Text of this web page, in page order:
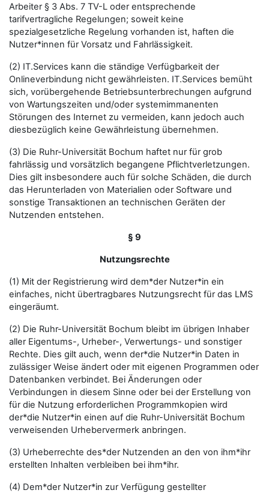
Arbeiter § 3 Abs. 7 TV-L oder entsprechende
tarifvertragliche Regelungen; soweit keine
spezialgesetzliche Regelung vorhanden ist, haften die
Nutzer*innen für Vorsatz und Fahrlässigkeit.
(2) IT.Services kann die ständige Verfügbarkeit der
Onlineverbindung nicht gewährleisten. IT.Services bemüht
sich, vorübergehende Betriebsunterbrechungen aufgrund
von Wartungszeiten und/oder systemimmanenten
Störungen des Internet zu vermeiden, kann jedoch auch
diesbezüglich keine Gewährleistung übernehmen.
(3) Die Ruhr-Universität Bochum haftet nur für grob
fahrlässig und vorsätzlich begangene Pflichtverletzungen.
Dies gilt insbesondere auch für solche Schäden, die durch
das Herunterladen von Materialien oder Software und
sonstige Transaktionen an technischen Geräten der
Nutzenden entstehen.
§ 9
Nutzungsrechte
(1) Mit der Registrierung wird dem*der Nutzer*in ein
einfaches, nicht übertragbares Nutzungsrecht für das LMS
eingeräumt.
(2) Die Ruhr-Universität Bochum bleibt im übrigen Inhaber
aller Eigentums-, Urheber-, Verwertungs- und sonstiger
Rechte. Dies gilt auch, wenn der*die Nutzer*in Daten in
zulässiger Weise ändert oder mit eigenen Programmen oder
Datenbanken verbindet. Bei Änderungen oder
Verbindungen in diesem Sinne oder bei der Erstellung von
für die Nutzung erforderlichen Programmkopien wird
der*die Nutzer*in einen auf die Ruhr-Universität Bochum
verweisenden Urhebervermerk anbringen.
(3) Urheberrechte des*der Nutzenden an den von ihm*ihr
erstellten Inhalten verbleiben bei ihm*ihr.
(4) Dem*der Nutzer*in zur Verfügung gestellter